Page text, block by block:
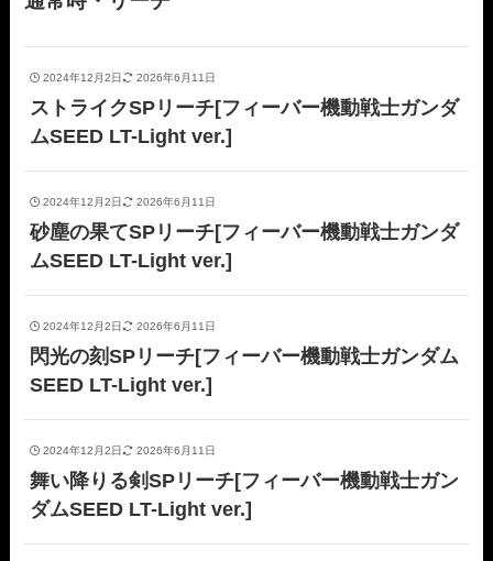
2024年12月2日 2026年6月11日
ストライクSPリーチ[フィーバー機動戦士ガンダ
ムSEED LT-Light ver.]
2024年12月2日 2026年6月11日
砂塵の果てSPリーチ[フィーバー機動戦士ガンダ
ムSEED LT-Light ver.]
2024年12月2日 2026年6月11日
閃光の刻SPリーチ[フィーバー機動戦士ガンダム
SEED LT-Light ver.]
2024年12月2日 2026年6月11日
舞い降りる剣SPリーチ[フィーバー機動戦士ガン
ダムSEED LT-Light ver.]